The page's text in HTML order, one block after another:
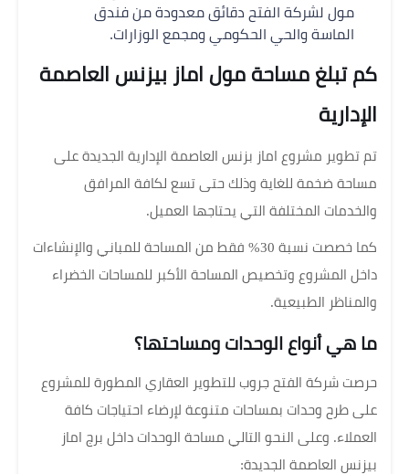
مول لشركة الفتح دقائق معدودة من فندق
الماسة والحي الحكومي ومجمع الوزارات.
كم تبلغ مساحة مول اماز بيزنس العاصمة
الإدارية
تم تطوير مشروع اماز بزنس العاصمة الإدارية الجديدة على
مساحة ضخمة للغاية وذلك حتى تسع لكافة المرافق
والخدمات المختلفة التي يحتاجها العميل.
كما خصصت نسبة 30% فقط من المساحة للمباني والإنشاءات
داخل المشروع وتخصيص المساحة الأكبر للمساحات الخضراء
والمناظر الطبيعية.
ما هي أنواع الوحدات ومساحتها؟
حرصت شركة الفتح جروب للتطوير العقاري المطورة للمشروع
على طرح وحدات بمساحات متنوعة لإرضاء احتياجات كافة
العملاء. وعلى النحو التالي مساحة الوحدات داخل برج اماز
بيزنس العاصمة الجديدة: